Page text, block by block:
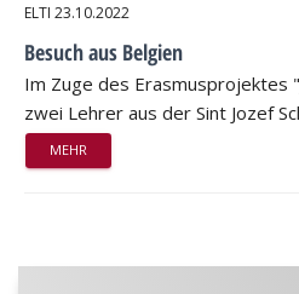
ELTI 23.10.2022
Besuch aus Belgien
Im Zuge des Erasmusprojektes
zwei Lehrer aus der Sint Jozef
MEHR